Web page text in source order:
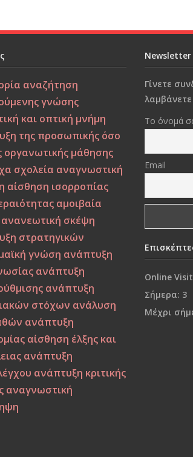
αναζήτηση
γνώσης
και οπτική μνήμη
της προσωπικής όσο
οργανωτικής μάθησης
σχολεία αναγνωστική
αίσθηση ισορροπίας
αμοιβαία
ανανεωτική σκέψη
στρατηγικών
γνώση ανάπτυξη
ανάπτυξη
ανάπτυξη
στόχων ανάλυση
ανάπτυξη
αίσθηση έλξης και
ανάπτυξη
ανάπτυξη κριτικής
αναγνωστική
Newsletter
Γίνετε
Το όνομά
Email
Online
Σήμερα: 3
Μέχρι